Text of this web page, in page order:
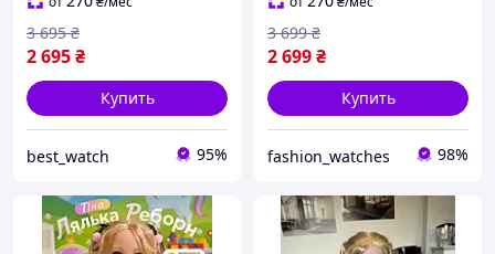
2 695₴
3 695 ₴
Купить
best_watch 95%
2 699₴
3 699 ₴
Купить
fashion_watches 98%